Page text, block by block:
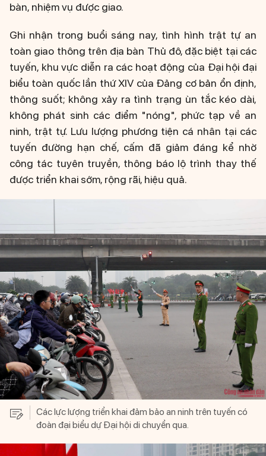
bàn, nhiệm vụ được giao.
Ghi nhận trong buổi sáng nay, tình hình trật tự an
toàn giao thông trên địa bàn Thủ đô, đặc biệt tại các
tuyến, khu vực diễn ra các hoạt động của Đại hội đại
biểu toàn quốc lần thứ XIV của Đảng cơ bản ổn định,
thông suốt; không xảy ra tình trạng ùn tắc kéo dài,
không phát sinh các điểm "nóng", phức tạp về an
ninh, trật tự. Lưu lượng phương tiện cá nhân tại các
tuyến đường hạn chế, cấm đã giảm đáng kể nhờ
công tác tuyên truyền, thông báo lộ trình thay thế
được triển khai sớm, rộng rãi, hiệu quả.
Các lực lượng triển khai đảm bảo an ninh trên tuyến có
đoàn đại biểu dự Đại hội di chuyển qua.